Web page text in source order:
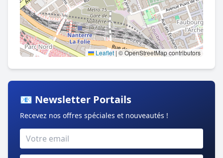
Leaflet | © OpenStreetMap contributors
📧 Newsletter Portails
Recevez nos offres spéciales et nouveautés !